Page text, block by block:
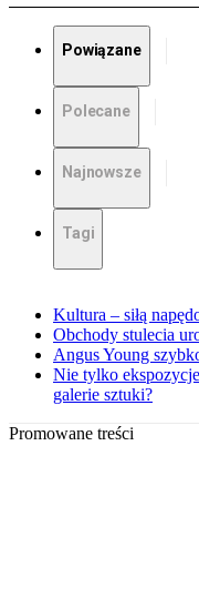
Powiązane
Polecane
Najnowsze
Tagi
Kultura – siłą
Obchody stulecia
Angus Young
Nie tylko
galerie sztuki?
Promowane treści